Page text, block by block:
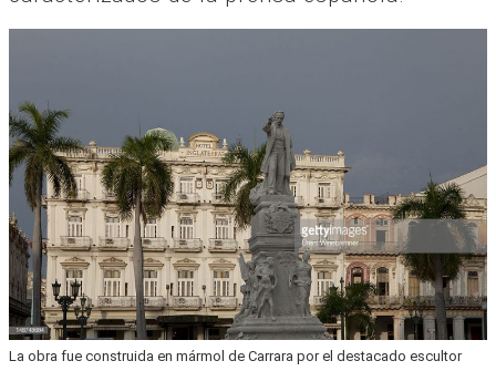
La obra fue construida en mármol de Carrara por el destacado escultor